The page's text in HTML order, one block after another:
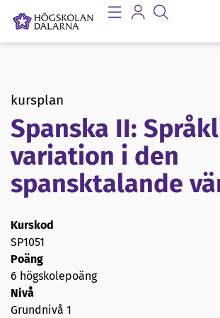
kursplan
Spanska II:
variation i den
spansktalande
Kurskod
SP1051
Poäng
6 högskolepoäng
Nivå
Grundnivå 1